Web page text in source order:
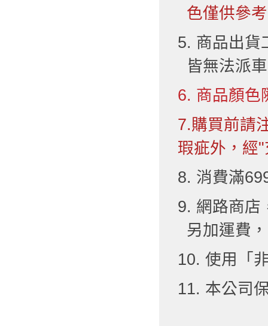
色僅供參
5. 商品出貨
皆無法派
6. 商品顏色
7.購買前請
瑕疵外，經
8. 消費滿
9. 網路商店
另加運費
10. 使用「
11. 本公司